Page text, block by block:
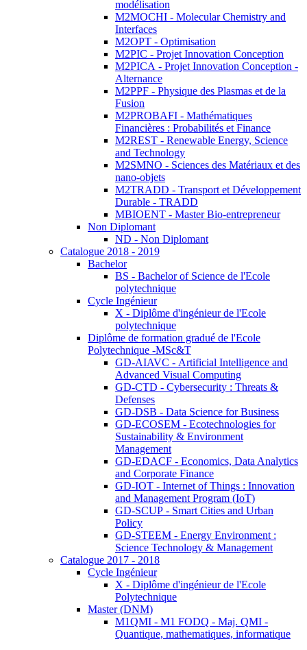
modélisation
M2MOCHI - Molecular Chemistry and
Interfaces
M2OPT - Optimisation
M2PIC - Projet Innovation Conception
M2PICA - Projet Innovation Conception -
Alternance
M2PPF - Physique des Plasmas et de la
Fusion
M2PROBAFI - Mathématiques
Financières : Probabilités et Finance
M2REST - Renewable Energy, Science
and Technology
M2SMNO - Sciences des Matériaux et des
nano-objets
M2TRADD - Transport et Développement
Durable - TRADD
MBIOENT - Master Bio-entrepreneur
Non Diplomant
ND - Non Diplomant
Catalogue 2018 - 2019
Bachelor
BS - Bachelor of Science de l'Ecole
polytechnique
Cycle Ingénieur
X - Diplôme d'ingénieur de l'Ecole
polytechnique
Diplôme de formation gradué de l'Ecole
Polytechnique -MSc&T
GD-AIAVC - Artificial Intelligence and
Advanced Visual Computing
GD-CTD - Cybersecurity : Threats &
Defenses
GD-DSB - Data Science for Business
GD-ECOSEM - Ecotechnologies for
Sustainability & Environment
Management
GD-EDACF - Economics, Data Analytics
and Corporate Finance
GD-IOT - Internet of Things : Innovation
and Management Program (IoT)
GD-SCUP - Smart Cities and Urban
Policy
GD-STEEM - Energy Environment :
Science Technology & Management
Catalogue 2017 - 2018
Cycle Ingénieur
X - Diplôme d'ingénieur de l'Ecole
Polytechnique
Master (DNM)
M1QMI - M1 FODQ - Maj. QMI -
Quantique, mathematiques, informatique